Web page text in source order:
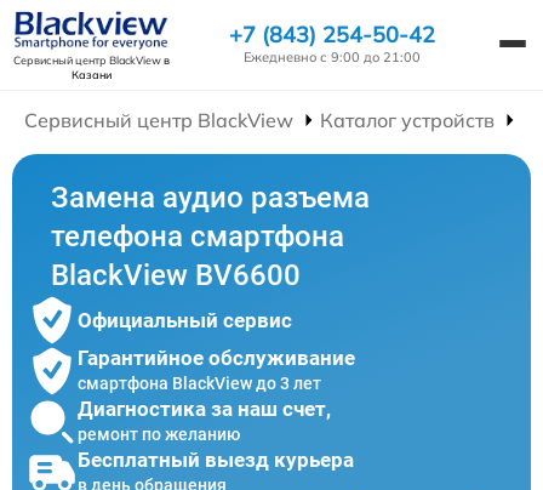
Сервисный центр BlackViewв
Казани
+7 (843) 254-50-42
Ежедневно с 9:00 до 21:00
Сервисный центр BlackView Каталог устройств
Замена аудио разъема
телефона смартфона
BlackView BV6600
Официальный сервис
Гарантийное обслуживание
смартфона BlackView до 3 лет
Диагностика за наш счет,
ремонт по желанию
Бесплатный выезд курьера
в день обращения